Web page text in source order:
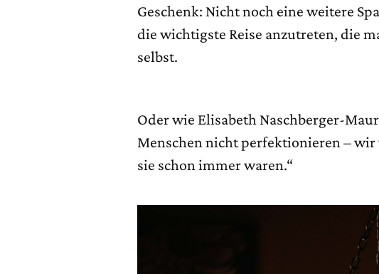
Geschenk: Nicht noch eine weitere
die wichtigste Reise anzutreten, die
selbst.
Oder wie Elisabeth Naschberger-
Menschen nicht perfektionieren –
sie schon immer waren.“